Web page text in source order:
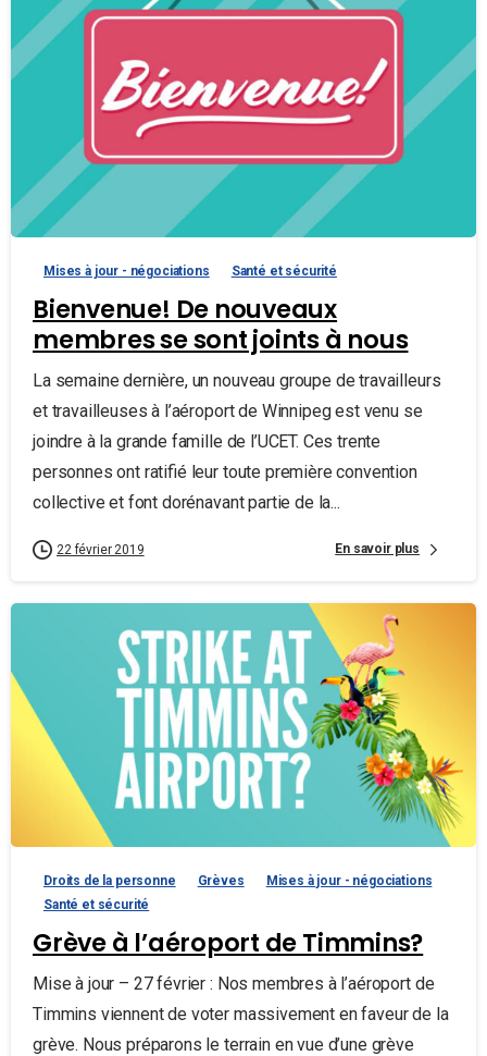
Mises à jour - négociations Santé et sécurité
Bienvenue! De nouveaux
membres se sont joints à nous
La semaine dernière, un nouveau groupe de travailleurs
et travailleuses à l’aéroport de Winnipeg est venu se
joindre à la grande famille de l’UCET. Ces trente
personnes ont ratifié leur toute première convention
collective et font dorénavant partie de la...
22 février 2019 En savoir plus
Droits de la personne Grèves
Mises à jour - négociations
Santé et sécurité
Grève à l’aéroport de Timmins?
Mise à jour – 27 février : Nos membres à l’aéroport de
Timmins viennent de voter massivement en faveur de la
grève. Nous préparons le terrain en vue d’une grève